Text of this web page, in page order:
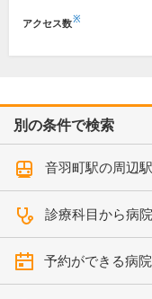
アクセス数※
別の条件で検索
音羽町駅の周辺
診療科目から病
予約ができる病